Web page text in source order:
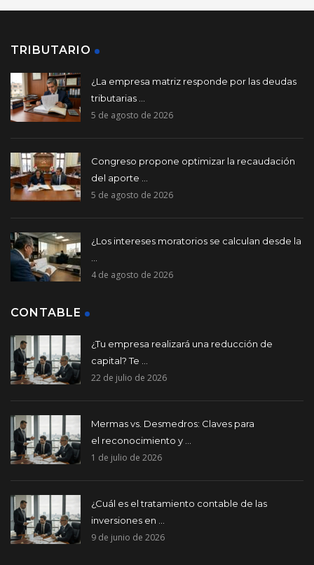
TRIBUTARIO
¿La empresa matriz responde por las deudas
tributarias ...
5 de agosto de 2026
Congreso propone optimizar la recaudación
del aporte ...
5 de agosto de 2026
¿Los intereses moratorios se calculan desde la
4 de agosto de 2026
CONTABLE
¿Tu empresa realizará una reducción de
capital? Te ...
22 de julio de 2026
Mermas vs. Desmedros: Claves para
el reconocimiento y ...
1 de julio de 2026
¿Cuál es el tratamiento contable de las
inversiones en ...
9 de junio de 2026